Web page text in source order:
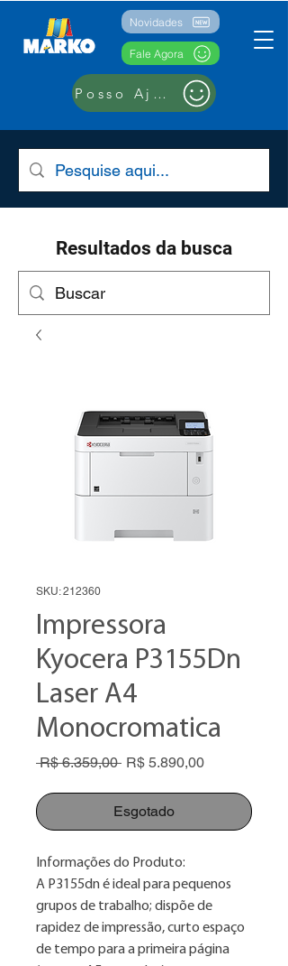
Novidades
Fale Agora
Posso Ajudar??
Resultados da busca
SKU: 212360
Impressora
Kyocera P3155Dn
Laser A4
Monocromatica
R$ 6.359,00 Preço
R$ 5.890,00Preço
Esgotado
Informações do Produto:
A P3155dn é ideal para pequenos
grupos de trabalho; dispõe de
rapidez de impressão, curto espaço
de tempo para a primeira página